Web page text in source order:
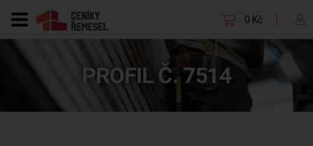
0 Kč
PROFIL Č. 7514